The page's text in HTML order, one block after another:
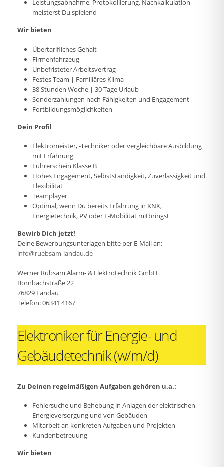
Leistungsabnahme, Protokollierung, Nachkalkulation
meisterst Du spielend
Wir bieten
Übertarifliches Gehalt
Firmenfahrzeug
Unbefristeter Arbeitsvertrag
Festes Team | Familiäres Klima
38 Stunden Woche | 30 Tage Urlaub
Sonderzahlungen nach Fähigkeiten und Engagement
Fortbildungsmöglichkeiten
Dein Profil
Elektromeister, -Techniker oder vergleichbare Ausbildung
mit Erfahrung
Führerschein Klasse B
Hohes Engagement, Selbstständigkeit, Zuverlässigkeit und
Flexibilität
Teamplayer
Optimal, wenn Du bereits Erfahrung in KNX,
Energietechnik, PV oder E-Mobilität mitbringst
Bewirb Dich jetzt!
Deine Bewerbungsunterlagen bitte per E-Mail an:
info@ruebsam-landau.de
Werner Rübsam Alarm- & Elektrotechnik GmbH
Bornbachstraße 22
76829 Landau
Telefon: 06341 4167
Elektroniker für Energie- und
Gebäudetechnik (w/m/d)
Zu Deinen regelmäßigen Aufgaben gehören u.a.:
Fehlersuche und Behebung in Anlagen der elektrischen
Energieversorgung und von Gebäuden
Mitarbeit an konkreten Aufgaben und Projekten
Kundenbetreuung
Wir bieten